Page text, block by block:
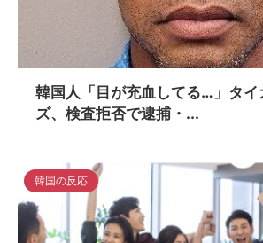
韓国人「目が充血してる…」タイ
ズ、検査拒否で逮捕・...
韓国の反応